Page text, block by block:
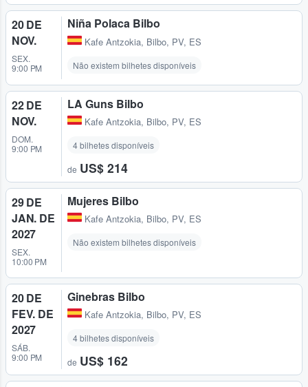
20 DE
NOV.
SEX.
9:00 PM
Niña Polaca Bilbo
Kafe Antzokia, Bilbo, PV, ES
Não existem bilhetes disponíveis
22 DE
NOV.
DOM.
9:00 PM
LA Guns Bilbo
Kafe Antzokia, Bilbo, PV, ES
4 bilhetes disponíveis
de US$ 214
29 DE
JAN. DE
2027
SEX.
10:00 PM
Mujeres Bilbo
Kafe Antzokia, Bilbo, PV, ES
Não existem bilhetes disponíveis
20 DE
FEV. DE
2027
SÁB.
9:00 PM
Ginebras Bilbo
Kafe Antzokia, Bilbo, PV, ES
4 bilhetes disponíveis
de US$ 162